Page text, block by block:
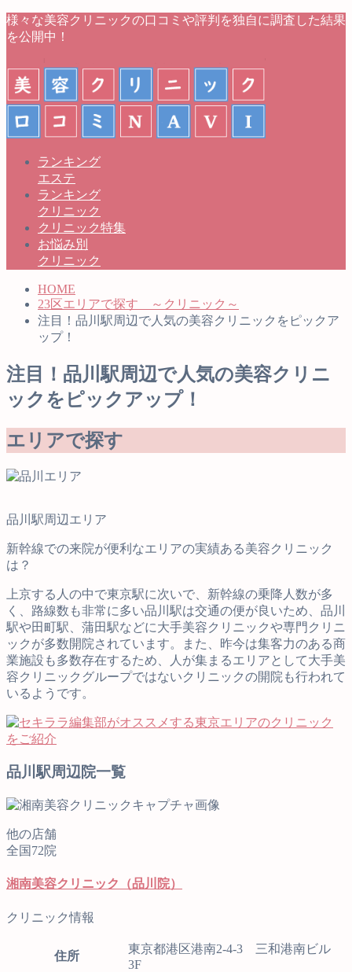
様々な美容クリニックの口コミや評判を独自に調査した結果
を公開中！
ランキング
エステ
ランキング
クリニック
クリニック特集
お悩み別
クリニック
HOME
23区エリアで探す ～クリニック～
注目！品川駅周辺で人気の美容クリニックをピックア
ップ！
注目！品川駅周辺で人気の美容クリニ
ックをピックアップ！
エリアで探す
品川駅周辺エリア
新幹線での来院が便利なエリアの実績ある美容クリニック
は？
上京する人の中で東京駅に次いで、新幹線の乗降人数が多
く、路線数も非常に多い品川駅は交通の便が良いため、品川
駅や田町駅、蒲田駅などに大手美容クリニックや専門クリニ
ックが多数開院されています。また、昨今は集客力のある商
業施設も多数存在するため、人が集まるエリアとして大手美
容クリニックグループではないクリニックの開院も行われて
いるようです。
品川駅周辺院一覧
他の店舗
全国72院
湘南美容クリニック（品川院）
クリニック情報
住所
東京都港区港南2-4-3 三和港南ビル
3F